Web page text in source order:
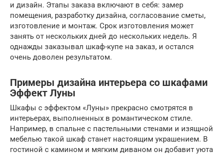
и дизайн. Этапы заказа включают в себя: замер
помещения, разработку дизайна, согласование сметы,
изготовление и монтаж. Срок изготовления может
занять от нескольких дней до нескольких недель. Я
однажды заказывал шкаф-купе на заказ, и остался
очень доволен результатом.
Примеры дизайна интерьера со шкафами
Эффект Луны
Шкафы с эффектом «Луны» прекрасно смотрятся в
интерьерах, выполненных в романтическом стиле.
Например, в спальне с пастельными стенами и изящной
мебелью такой шкаф станет настоящим украшением. В
гостиной с камином и мягким диваном он добавит уюта